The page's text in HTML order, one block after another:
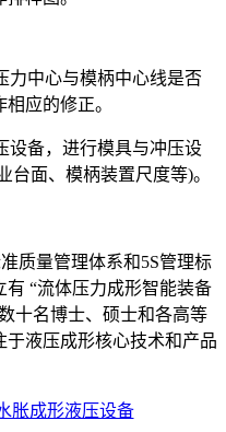
中心与模柄中心线是否
应的修正。
备，进行模具与冲压设
台面、模柄装置尺度等)。
量管理体系和5S管理标
“流体压力成形智能装备
十名博士、硕士和各高等
于液压成形核心技术和产品